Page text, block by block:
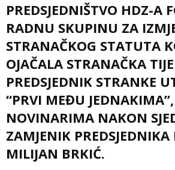
PREDSJEDNIŠTVO HDZ-A
RADNU SKUPINU ZA
STRANAČKOG STATUTA
OJAČALA STRANAČKA
PREDSJEDNIK STRANKE
“PRVI MEĐU JEDNAKIMA”,
NOVINARIMA NAKON
ZAMJENIK
MILIJAN BRKIĆ.